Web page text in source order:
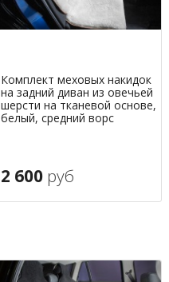
Комплект меховых накидок
на задний диван из овечьей
шерсти на тканевой основе,
белый, средний ворс
2 600 руб